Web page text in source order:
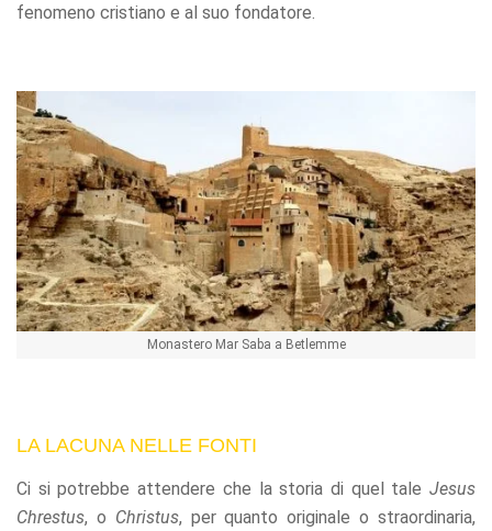
fenomeno cristiano e al suo fondatore.
Monastero Mar Saba a Betlemme
LA LACUNA NELLE FONTI
Ci si potrebbe attendere che la storia di quel tale Jesus
Chrestus, o Christus, per quanto originale o straordinaria,